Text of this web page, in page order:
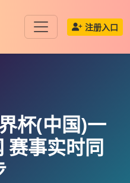
注册入口
杯(中国)一
赛事实时同